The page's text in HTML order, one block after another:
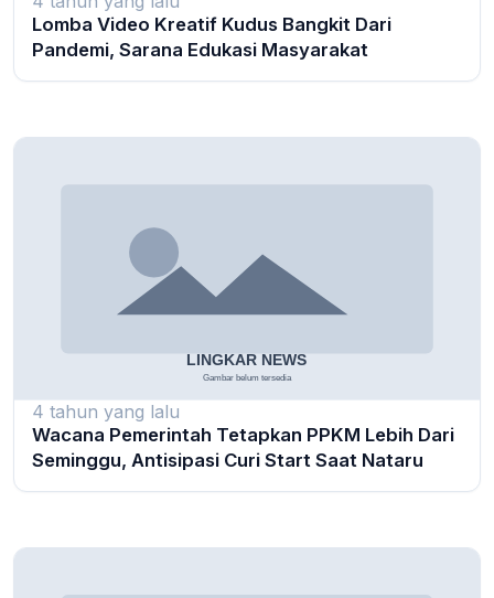
Lomba Video Kreatif Kudus Bangkit Dari
Pandemi, Sarana Edukasi Masyarakat
4 tahun yang lalu
Wacana Pemerintah Tetapkan PPKM Lebih Dari
Seminggu, Antisipasi Curi Start Saat Nataru